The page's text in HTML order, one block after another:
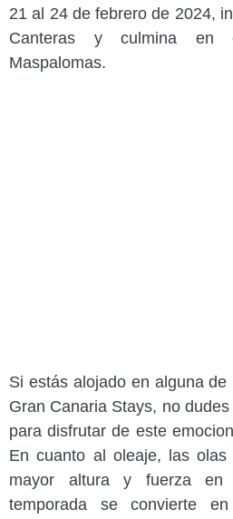
21 al 24 de febrero de 2024,
Canteras y culmina
Maspalomas.
Si estás alojado en alguna
Gran Canaria Stays, no
para disfrutar de este
En cuanto al oleaje, las olas
mayor altura y fuerza
temporada se convierte